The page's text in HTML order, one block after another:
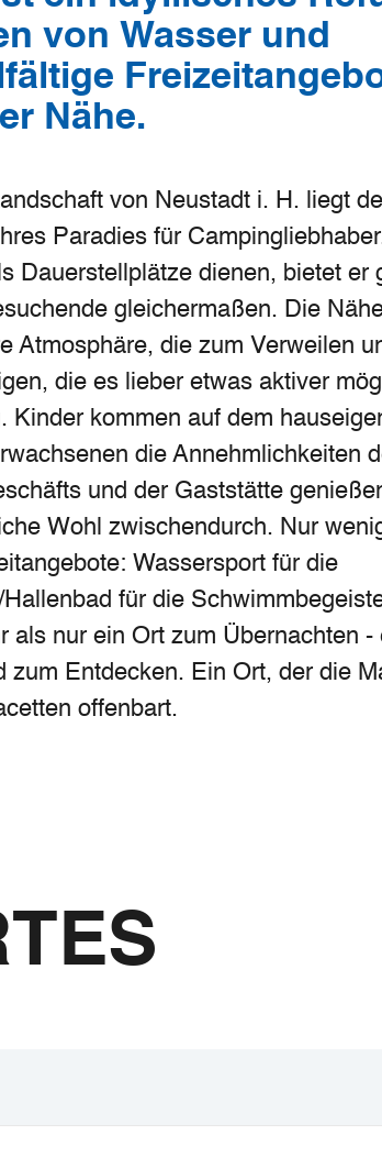
von Wasser und
Nähe.
von Neustadt i. H. liegt
Paradies für
Dauerstellplätze dienen, bietet er
gleichermaßen. Die
Atmosphäre, die zum Verweilen
die es lieber etwas aktiver
Kinder kommen auf dem
die Annehmlichkeiten
und der Gaststätte
Wohl zwischendurch. Nur
Wassersport für die
für die
als nur ein Ort zum Übernachten -
zum Entdecken. Ein Ort, der die
offenbart.